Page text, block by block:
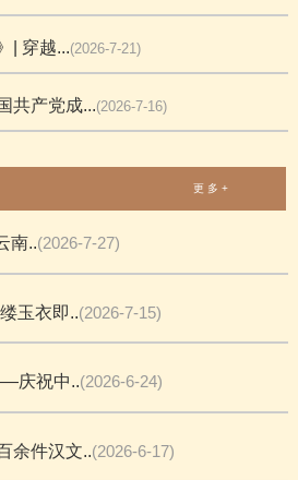
| 穿越...(2026-7-21)
共产党成...(2026-7-16)
更 多 +
南..(2026-7-27)
玉衣即..(2026-7-15)
庆祝中..(2026-6-24)
余件汉文..(2026-6-17)